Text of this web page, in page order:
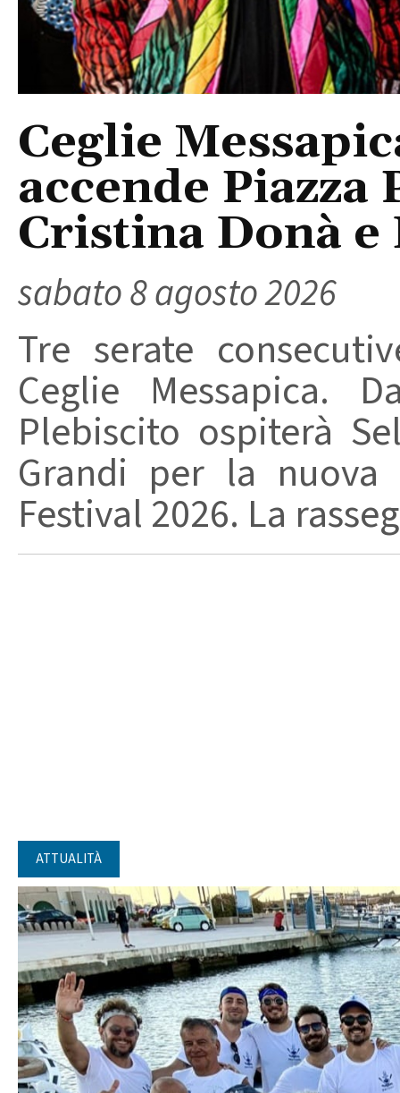
Ceglie
accende
Cristina Donà
sabato 8 agosto 2026
Tre serate
Ceglie Messapica.
Plebiscito ospiterà
Grandi per la
Festival 2026. La
ATTUALITÀ